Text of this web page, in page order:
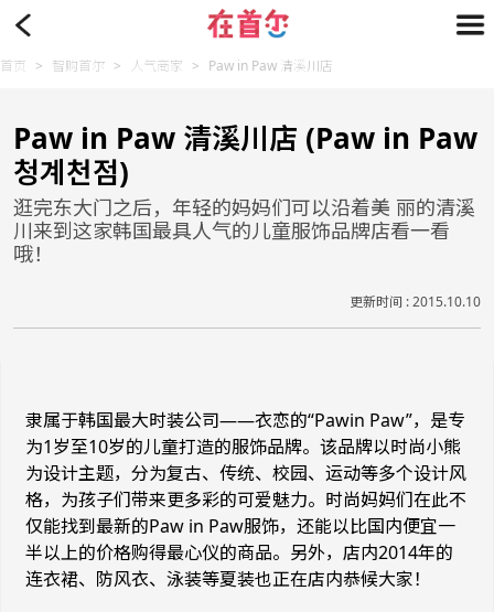
首页 > 智购首尔 > 人气商家 > Paw in Paw 清溪川店
Paw in Paw 清溪川店 (Paw in Paw
청계천점)
逛完东大门之后，年轻的妈妈们可以沿着美 丽的清溪
川来到这家韩国最具人气的儿童服饰品牌店看一看
哦！
更新时间 : 2015.10.10
隶属于韩国最大时装公司——衣恋的“Pawin Paw”，是专
为1岁至10岁的儿童打造的服饰品牌。该品牌以时尚小熊
为设计主题，分为复古、传统、校园、运动等多个设计风
格，为孩子们带来更多彩的可爱魅力。时尚妈妈们在此不
仅能找到最新的Paw in Paw服饰，还能以比国内便宜一
半以上的价格购得最心仪的商品。另外，店内2014年的
连衣裙、防风衣、泳装等夏装也正在店内恭候大家！